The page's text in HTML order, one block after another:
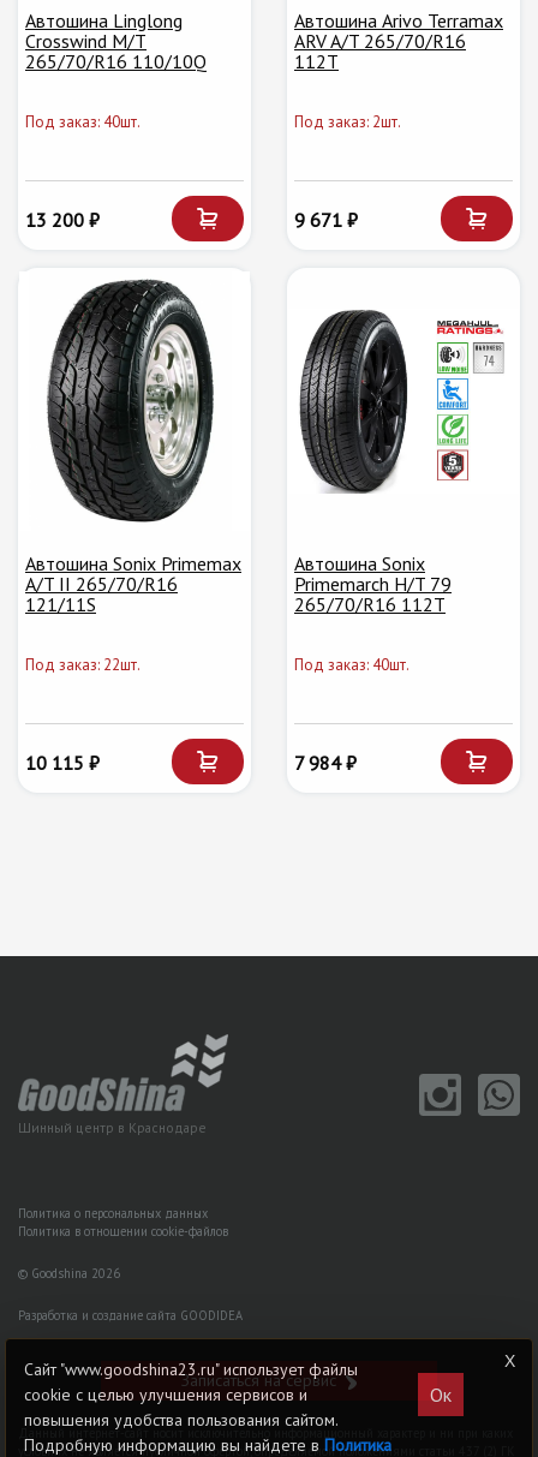
Автошина Linglong
Crosswind M/T
265/70/R16 110/10Q
Под заказ: 40шт.
13 200 ₽
Автошина Arivo Terramax
ARV A/T 265/70/R16
112T
Под заказ: 2шт.
9 671 ₽
Автошина Sonix Primemax
A/T II 265/70/R16
121/11S
Под заказ: 22шт.
10 115 ₽
Автошина Sonix
Primemarch H/T 79
265/70/R16 112T
Под заказ: 40шт.
7 984 ₽
Шинный центр в Краснодаре
Политика о персональных данных
Политика в отношении cookie-файлов
© Goodshina 2026
Разработка и создание сайта GOODIDEA
Записаться на сервис
Данный интернет-сайт носит исключительно информационный характер и ни при каких
условиях не является публичной офертой, определяемой положениями статьи 437 (2) ГK
Сайт "www.goodshina23.ru" использует файлы
cookie с целью улучшения сервисов и
повышения удобства пользования сайтом.
Подробную информацию вы найдете вПолитика
Ок